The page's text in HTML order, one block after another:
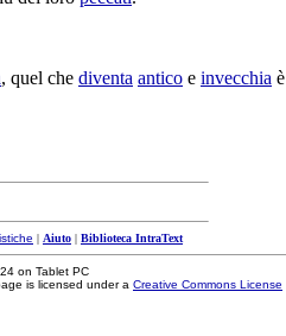
, quel che diventa antico e invecchia
| Aiuto | Biblioteca IntraText
on Tablet PC
is licensed under a Creative Commons License